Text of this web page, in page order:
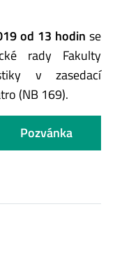
od 13 hodin se
rady Fakulty
v zasedací
(NB 169).
Pozvánka